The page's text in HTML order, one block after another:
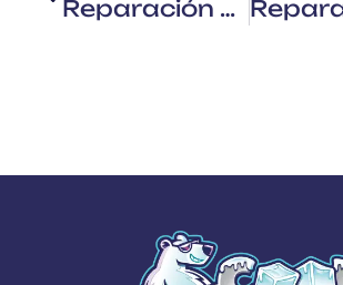
Reparación Urgente Del Aire Acondicionado: Qué Hacer Cuando Tu Sistema Falla En The Heights